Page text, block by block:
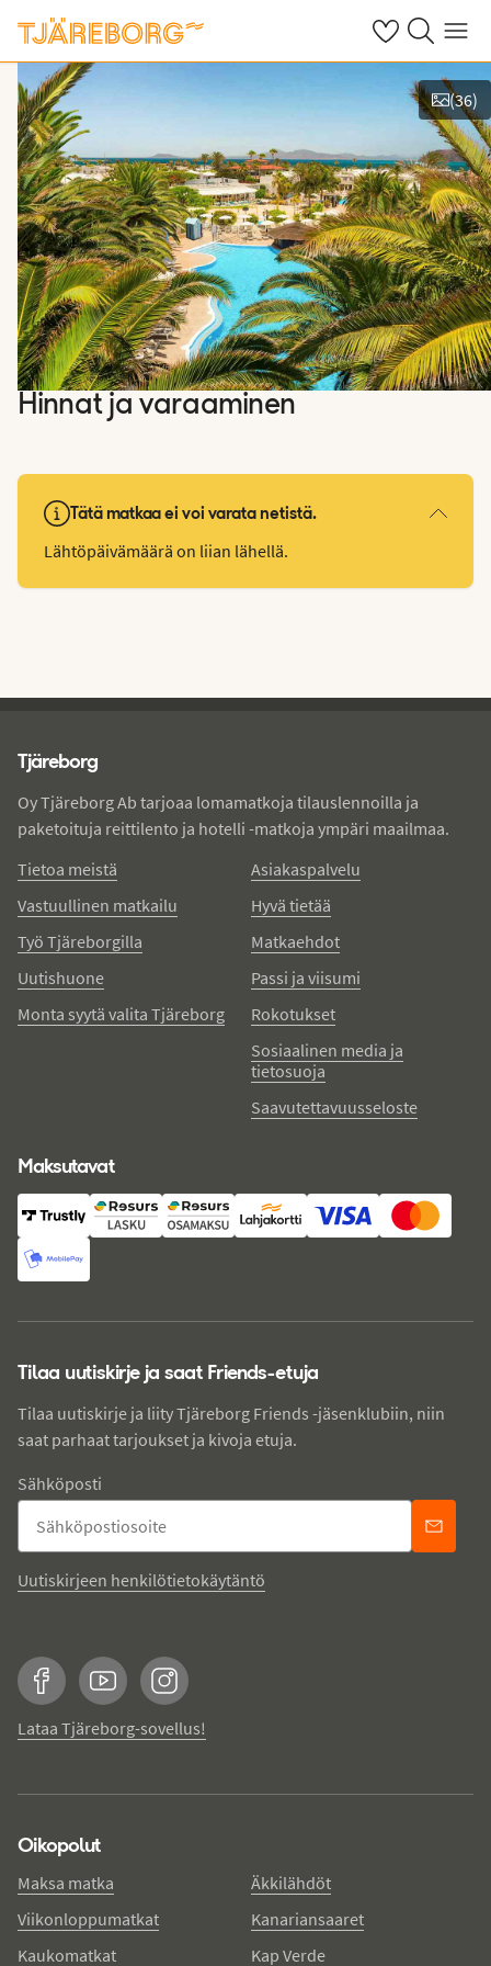
OmatHaku Valikko
Näytä kuvia
(36)
Hinnat ja varaaminen
Tätä matkaa ei voi varata netistä.
Lähtöpäivämäärä on liian lähellä.
Tjäreborg
Oy Tjäreborg Ab tarjoaa lomamatkoja tilauslennoilla ja
paketoituja reittilento ja hotelli -matkoja ympäri maailmaa.
Tietoa meistä
Vastuullinen matkailu
Työ Tjäreborgilla
Uutishuone
Monta syytä valita Tjäreborg
Asiakaspalvelu
Hyvä tietää
Matkaehdot
Passi ja viisumi
Rokotukset
Sosiaalinen media ja
tietosuoja
Saavutettavuusseloste
Maksutavat
Tilaa uutiskirje ja saat Friends-etuja
Tilaa uutiskirje ja liity Tjäreborg Friends -jäsenklubiin, niin
saat parhaat tarjoukset ja kivoja etuja.
Sähköposti
Uutiskirjeen henkilötietokäytäntö
FacebookYouTubeInstagram
Lataa Tjäreborg-sovellus!
Oikopolut
Maksa matka
Viikonloppumatkat
Kaukomatkat
Äkkilähdöt
Kanariansaaret
Kap Verde